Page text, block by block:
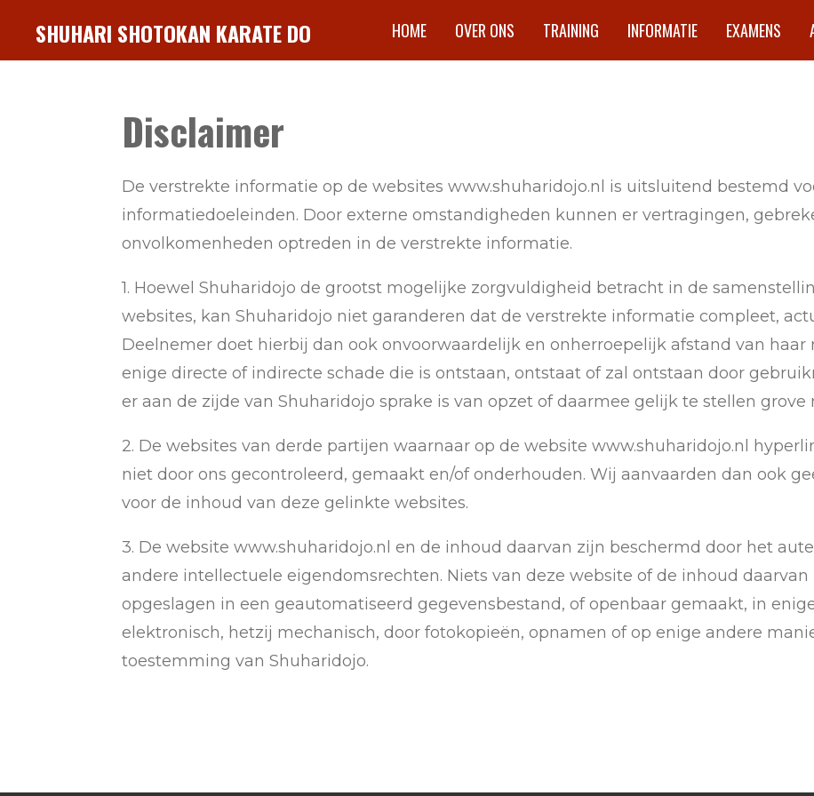
SHUHARI SHOTOKAN KARATE DO HOME OVER ONS TRAINING INFORMATIE EXAMENS
Disclaimer
De verstrekte informatie op de websites www.shuharidojo.nl is uitsluitend bestemd
informatiedoeleinden. Door externe omstandigheden kunnen er vertragingen,
onvolkomenheden optreden in de verstrekte informatie.
1. Hoewel Shuharidojo de grootst mogelijke zorgvuldigheid betracht in de
websites, kan Shuharidojo niet garanderen dat de verstrekte informatie compleet,
Deelnemer doet hierbij dan ook onvoorwaardelijk en onherroepelijk afstand van haar
enige directe of indirecte schade die is ontstaan, ontstaat of zal ontstaan door
er aan de zijde van Shuharidojo sprake is van opzet of daarmee gelijk te stellen grove
2. De websites van derde partijen waarnaar op de website www.shuharidojo.nl
niet door ons gecontroleerd, gemaakt en/of onderhouden. Wij aanvaarden dan ook
voor de inhoud van deze gelinkte websites.
3. De website www.shuharidojo.nl en de inhoud daarvan zijn beschermd door het
andere intellectuele eigendomsrechten. Niets van deze website of de inhoud
opgeslagen in een geautomatiseerd gegevensbestand, of openbaar gemaakt, in
elektronisch, hetzij mechanisch, door fotokopieën, opnamen of op enige andere
toestemming van Shuharidojo.